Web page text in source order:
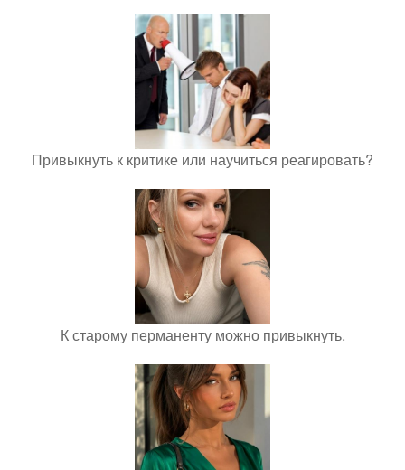
Привыкнуть к критике или научиться реагировать?
К старому перманенту можно привыкнуть.